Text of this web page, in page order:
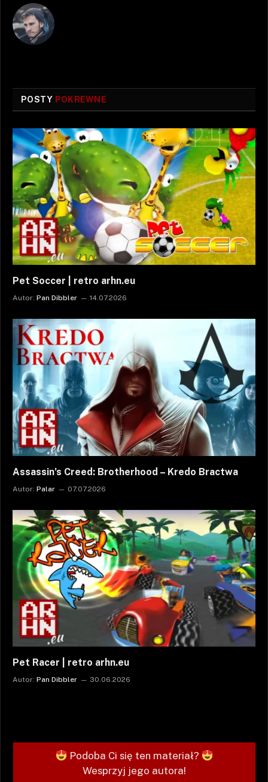
POSTY POKREWNE
Pet Soccer | retro arhn.eu
Autor: Pan Dibbler 14.07.2026
Assassin’s Creed: Brotherhood – Kredo Bractwa
Autor: Palar 07.07.2026
Pet Racer | retro arhn.eu
Autor: Pan Dibbler 30.06.2026
Podoba Ci się ten materiał?
Wesprzyj jego autora!